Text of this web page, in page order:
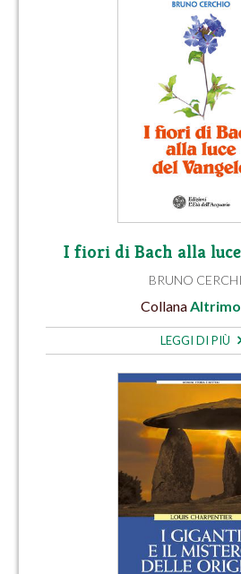
I fiori di Bach alla
BRUNO
Collana
LEGGI DI PIÙ